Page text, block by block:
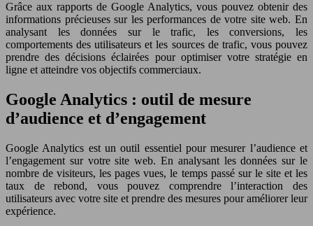
Grâce aux rapports de Google Analytics, vous pouvez obtenir des
informations précieuses sur les performances de votre site web. En
analysant les données sur le trafic, les conversions, les
comportements des utilisateurs et les sources de trafic, vous pouvez
prendre des décisions éclairées pour optimiser votre stratégie en
ligne et atteindre vos objectifs commerciaux.
Google Analytics : outil de mesure
d’audience et d’engagement
Google Analytics est un outil essentiel pour mesurer l’audience et
l’engagement sur votre site web. En analysant les données sur le
nombre de visiteurs, les pages vues, le temps passé sur le site et les
taux de rebond, vous pouvez comprendre l’interaction des
utilisateurs avec votre site et prendre des mesures pour améliorer leur
expérience.